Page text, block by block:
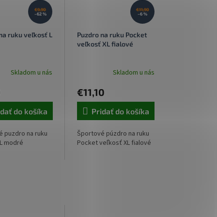
€9,90
–62 %
na ruku veľkosť L
Skladom u nás
do košíka
puzdro na ruku
modré
€11,90
–6 %
Puzdro na ruku Pocket
veľkosť XL fialové
Skladom u nás
€11,10
Pridať do košíka
Športové púzdro na ruku
Pocket veľkosť XL fialové